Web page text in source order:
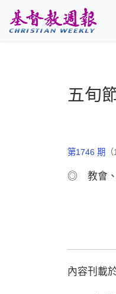
五旬
第1746 期
◎ 教會、
內容刊載